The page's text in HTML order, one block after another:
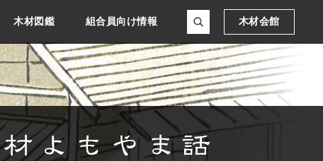
木材図鑑 組合員向け情報 木材会館